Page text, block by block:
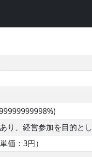
り、経営参加を目的と
価：3円）